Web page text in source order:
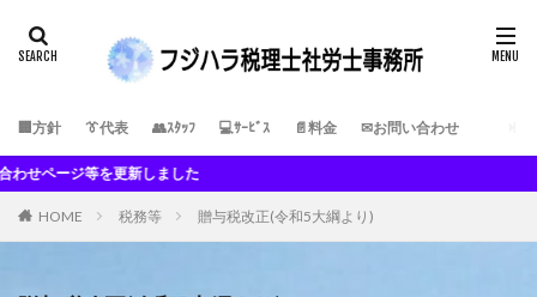
🏢方針 👔代表 👥ｽﾀｯﾌ 💻ｻｰﾋﾞｽ 📄料金 ✉お問い合わせ
等を更新しました
HOME 税務等 贈与税改正(令和5大綱より)